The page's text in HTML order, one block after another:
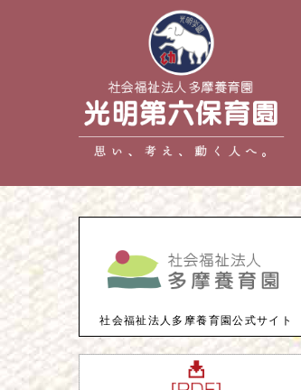
社会福祉法人多摩養育園公式サイト